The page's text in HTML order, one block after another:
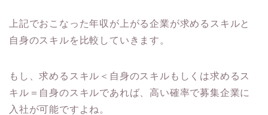
上記でおこなった年収が上がる企業が求めるスキルと
自身のスキルを比較していきます。
もし、求めるスキル＜自身のスキルもしくは求めるス
キル＝自身のスキルであれば、高い確率で募集企業に
入社が可能ですよね。